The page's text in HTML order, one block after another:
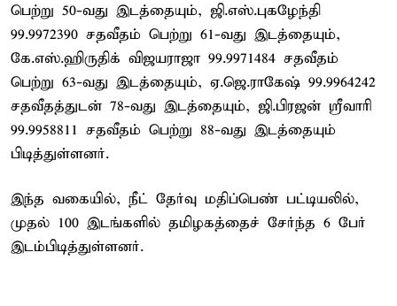
பெற்று 50-வது இடத்தையும், ஜி.எஸ்.புகழேந்தி
99.9972390 சதவீதம் பெற்று 61-வது இடத்தையும்,
கே.எஸ்.ஹிருதிக் விஜயராஜா 99.9971484 சதவீதம்
பெற்று 63-வது இடத்தையும், ஏ.ஜெ.ராகேஷ் 99.9964242
சதவீதத்துடன் 78-வது இடத்தையும், ஜி.பிரஜன் ஸ்ரீவாரி
99.9958811 சதவீதம் பெற்று 88-வது இடத்தையும்
பிடித்துள்ளனர்.
இந்த வகையில், நீட் தேர்வு மதிப்பெண் பட்டியலில்,
முதல் 100 இடங்களில் தமிழகத்தைச் சேர்ந்த 6 பேர்
இடம்பிடித்துள்ளனர்.